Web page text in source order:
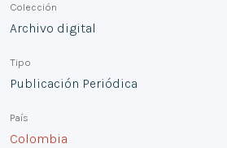
Colección
Archivo digital
Tipo
Publicación Periódica
País
Colombia